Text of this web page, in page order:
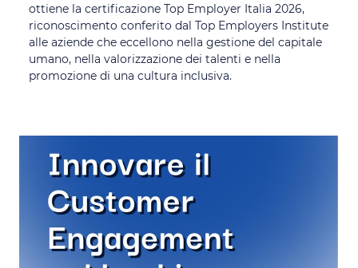
ottiene la certificazione Top Employer Italia 2026,
riconoscimento conferito dal Top Employers Institute
alle aziende che eccellono nella gestione del capitale
umano, nella valorizzazione dei talenti e nella
promozione di una cultura inclusiva.